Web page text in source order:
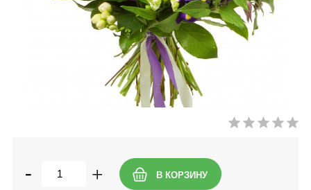
- +